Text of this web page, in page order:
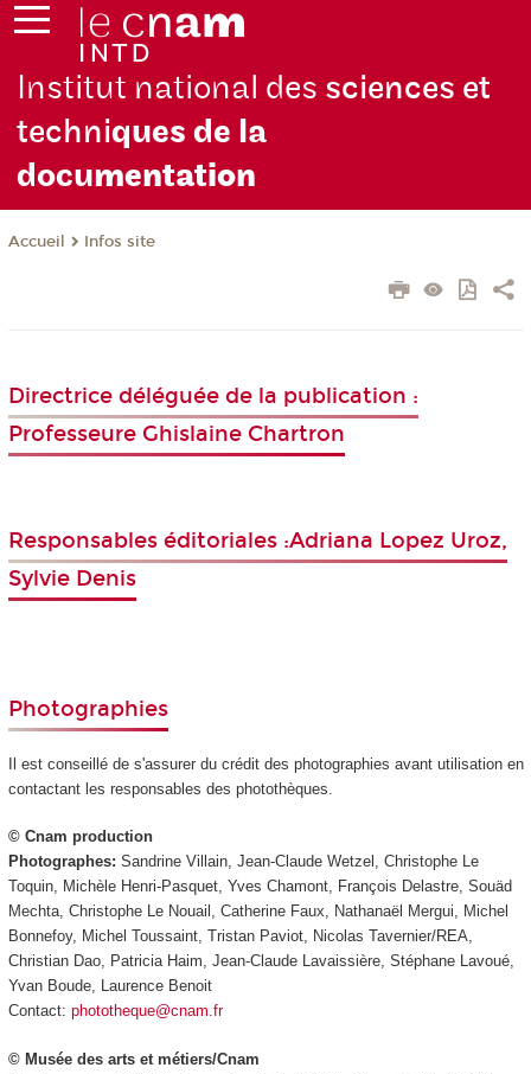
Institut national des sciences et
techniques de la
documentation
Accueil Infos site
Directrice déléguée de la publication :
Professeure Ghislaine Chartron
Responsables éditoriales :Adriana Lopez Uroz,
Sylvie Denis
Photographies
Il est conseillé de s'assurer du crédit des photographies avant utilisation en
contactant les responsables des photothèques.
© Cnam production
Photographes: Sandrine Villain, Jean-Claude Wetzel, Christophe Le
Toquin, Michèle Henri-Pasquet, Yves Chamont, François Delastre, Souäd
Mechta, Christophe Le Nouail, Catherine Faux, Nathanaël Mergui, Michel
Bonnefoy, Michel Toussaint, Tristan Paviot, Nicolas Tavernier/REA,
Christian Dao, Patricia Haim, Jean-Claude Lavaissière, Stéphane Lavoué,
Yvan Boude, Laurence Benoit
Contact: phototheque@cnam.fr
© Musée des arts et métiers/Cnam